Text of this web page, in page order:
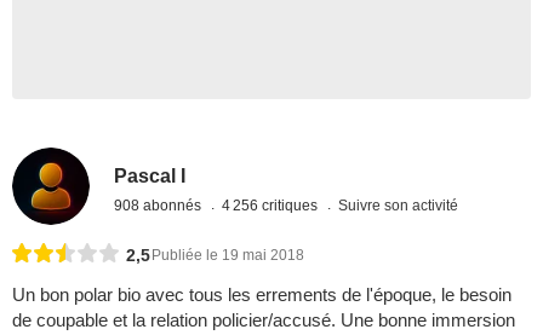
Pascal I
908 abonnés 4 256 critiques Suivre son activité
2,5 Publiée le 19 mai 2018
Un bon polar bio avec tous les errements de l'époque, le besoin
de coupable et la relation policier/accusé. Une bonne immersion